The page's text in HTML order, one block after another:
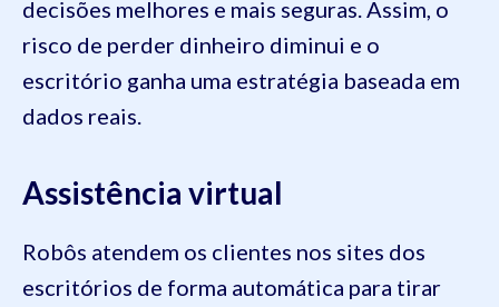
decisões melhores e mais seguras. Assim, o
risco de perder dinheiro diminui e o
escritório ganha uma estratégia baseada em
dados reais.
Assistência virtual
Robôs atendem os clientes nos sites dos
escritórios de forma automática para tirar